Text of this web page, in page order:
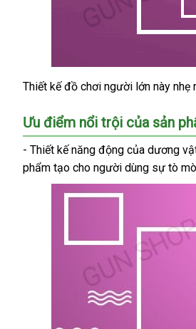
Dương
2
đầu
rung
Leten
Mashimaro
Thiết kế đồ chơi người lớn này nhẹ
Ưu điểm nổi trội Nhật
Bản
của sản
- Thiết kế năng động khuyến
mãi
của dương
phẩm tạo cho người dùng sự tò mò